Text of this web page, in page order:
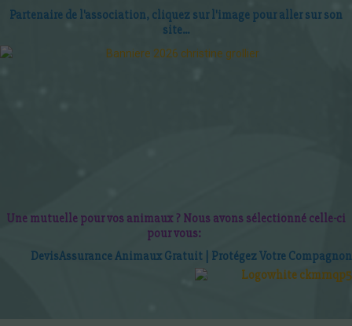
Partenaire de l'association, cliquez sur l'image pour aller sur son
site...
Une mutuelle pour vos animaux ? Nous avons sélectionné celle-ci
pour vous:
DevisAssurance Animaux Gratuit | Protégez Votre Compagnon